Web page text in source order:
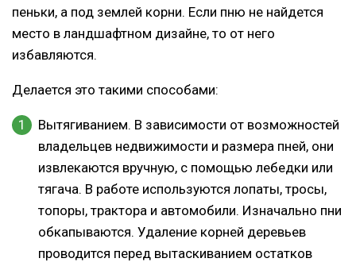
пеньки, а под землей корни. Если пню не найдется
место в ландшафтном дизайне, то от него
избавляются.
Делается это такими способами:
Вытягиванием. В зависимости от возможностей
владельцев недвижимости и размера пней, они
извлекаются вручную, с помощью лебедки или
тягача. В работе используются лопаты, тросы,
топоры, трактора и автомобили. Изначально пни
обкапываются. Удаление корней деревьев
проводится перед вытаскиванием остатков